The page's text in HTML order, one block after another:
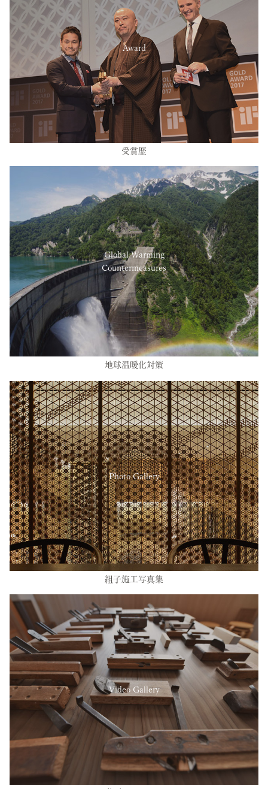
Award
受賞歴
Global Warming
Countermeasures
地球温暖化対策
Photo Gallery
組子施工写真集
Video Gallery